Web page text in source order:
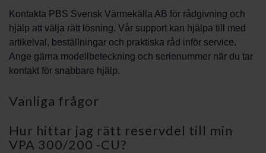
Kontakta PBS Svensk Värmekälla AB för rådgivning och
hjälp att välja rätt lösning. Vår support kan hjälpa till med
artikelval, beställningar och praktiska råd inför service.
Ange gärna modellbeteckning och serienummer när du tar
kontakt för snabbare hjälp.
Vanliga frågor
Hur hittar jag rätt reservdel till min
VPA 300/200 -CU?